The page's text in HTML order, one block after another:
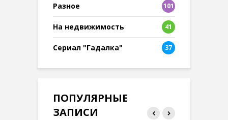
Разное
101
8
На недвижимость 41
Сериал "Гадалка" 37
ПОПУЛЯРНЫЕ
ЗАПИСИ